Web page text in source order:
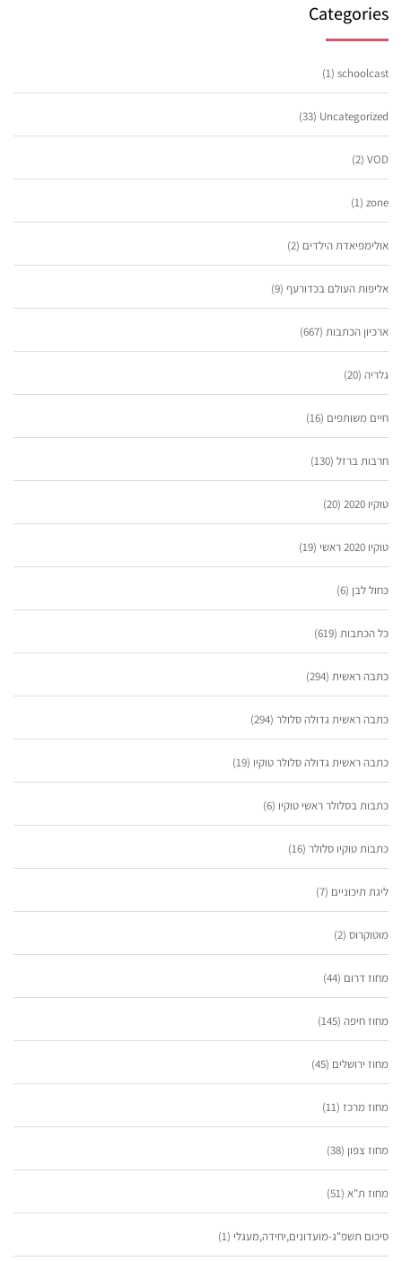
Categories
schoolcast
(1)
Uncategorized
(33)
VOD
(2)
zone
(1)
אולימפיאדת הילדים (2)
אליפות העולם בכדורעף (9)
ארכיון הכתבות (667)
גלריה (20)
חיים משותפים (16)
חרבות ברזל (130)
טוקיו 2020 (20)
טוקיו 2020 ראשי (19)
כחול לבן (6)
כל הכתבות (619)
כתבה ראשית (294)
כתבה ראשית גדולה סלולר (294)
כתבה ראשית גדולה סלולר טוקיו (19)
כתבות בסלולר ראשי טוקיו (6)
כתבות טוקיו סלולר (16)
ליגת תיכוניים (7)
מוטוקרוס (2)
מחוז דרום (44)
מחוז חיפה (145)
מחוז ירושלים (45)
מחוז מרכז (11)
מחוז צפון (38)
מחוז ת"א (51)
סיכום תשפ"ג-מועדונים,יחידה,מעגלי (1)